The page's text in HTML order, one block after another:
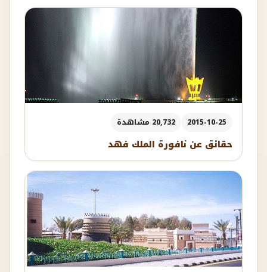
2015-10-25 20,732 مشاهدة
حقائق عن نافورة الملك فهد